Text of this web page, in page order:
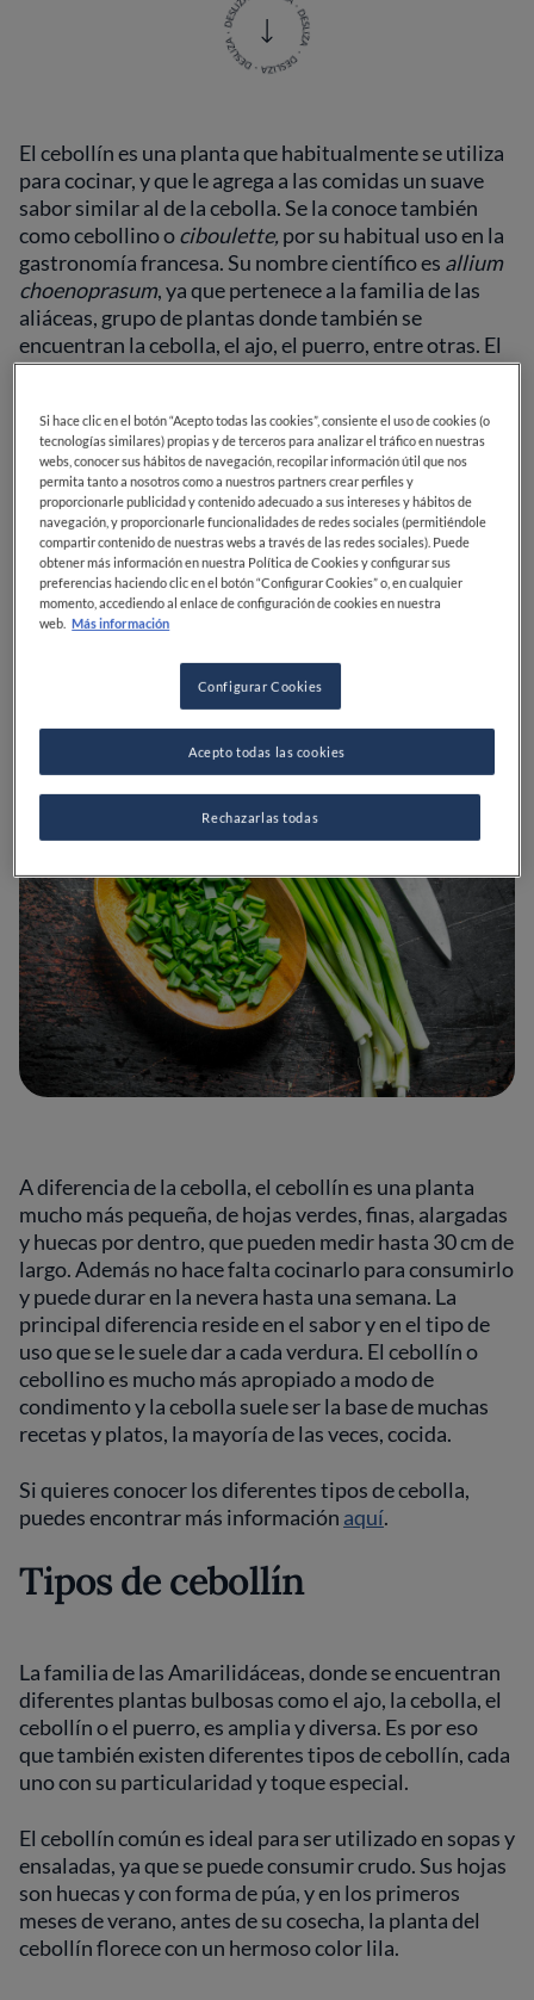
El cebollín es una planta que habitualmente se utiliza
para cocinar, y que le agrega a las comidas un suave
sabor similar al de la cebolla. Se la conoce también
como cebollino ociboulette,por su habitual uso en la
gastronomía francesa.Su nombre científico es allium
choenoprasum, ya que pertenece a la familia de las
aliáceas, grupo de plantas donde también se
encuentran la cebolla, el ajo, el puerro, entre otras. El
cebollín también tiene la particularidad de poder ser
es muy sencillo su cultivo doméstico, ya sea en una
pequeña huerta o en una terraza.
El cebollino es utilizado para condimentar
muchísimos platos ya que aporta un gusto similar al
de la cebolla pero con un toque de ajo, y al mismo
tiempo la sensación es mucho más delicada,
resaltando de esta manera otros ingredientes de una
A diferencia de la cebolla, el cebollín es una planta
mucho más pequeña, de hojas verdes, finas, alargadas
y huecas por dentro, que pueden medir hasta 30 cm de
largo. Además no hace falta cocinarlo para consumirlo
y puede durar en la nevera hasta una semana. La
principal diferencia reside en el sabor y en el tipo de
uso que se le suele dar a cada verdura. El cebollín o
cebollino es mucho más apropiado a modo de
condimento y la cebolla suele ser la base de muchas
recetas y platos, la mayoría de las veces, cocida.
Si quieres conocer los diferentes tipos de cebolla,
puedes encontrar más información aquí.
Tipos de cebollín
La familia de las Amarilidáceas, donde se encuentran
diferentes plantas bulbosas como el ajo, la cebolla, el
cebollín o el puerro, es amplia y diversa. Es por eso
que también existen diferentes tipos de cebollín, cada
uno con su particularidad y toque especial.
El cebollín común es ideal para ser utilizado en sopas y
ensaladas, ya que se puede consumir crudo. Sus hojas
son huecas y con forma de púa, y en los primeros
meses de verano, antes de su cosecha, la planta del
cebollín florece con un hermoso color lila.
Si hace clic en el botón “Acepto todas las cookies”, consiente el uso de cookies (o
tecnologías similares) propias y de terceros para analizar el tráfico en nuestras
webs, conocer sus hábitos de navegación, recopilar información útil que nos
permita tanto a nosotros como a nuestros partners crear perfiles y
proporcionarle publicidad y contenido adecuado a sus intereses y hábitos de
navegación, y proporcionarle funcionalidades de redes sociales (permitiéndole
compartir contenido de nuestras webs a través de las redes sociales). Puede
obtener más información en nuestra Política de Cookies y configurar sus
preferencias haciendo clic en el botón “Configurar Cookies” o, en cualquier
momento, accediendo al enlace de configuración de cookies en nuestra
web. Más información
Configurar Cookies
Rechazarlas todas
Acepto todas las cookies